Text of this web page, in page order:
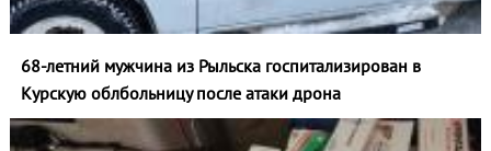
68-летний мужчина из Рыльска госпитализирован в
Курскую облбольницу после атаки дрона